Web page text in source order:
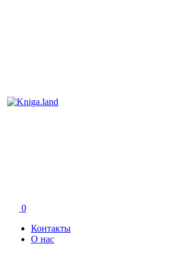
0
Контакты
О нас